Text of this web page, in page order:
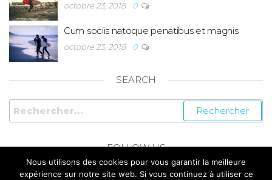
octobre 23, 2018 0
Cum sociis natoque penatibus et magnis
octobre 23, 2018 0
SEARCH
FOLLOW US
Nous utilisons des cookies pour vous garantir la meilleure
expérience sur notre site web. Si vous continuez à utiliser ce